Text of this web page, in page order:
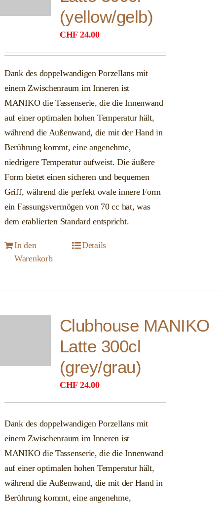
(yellow/gelb)
CHF 24.00
Dank des doppelwandigen Porzellans mit
einem Zwischenraum im Inneren ist
MANIKO die Tassenserie, die die Innenwand
auf einer optimalen hohen Temperatur hält,
während die Außenwand, die mit der Hand in
Berührung kommt, eine angenehme,
niedrigere Temperatur aufweist. Die äußere
Form bietet einen sicheren und bequemen
Griff, während die perfekt ovale innere Form
ein Fassungsvermögen von 70 cc hat, was
dem etablierten Standard entspricht.
In den
Warenkorb
Details
Clubhouse MANIKO
Latte 300cl
(grey/grau)
CHF 24.00
Dank des doppelwandigen Porzellans mit
einem Zwischenraum im Inneren ist
MANIKO die Tassenserie, die die Innenwand
auf einer optimalen hohen Temperatur hält,
während die Außenwand, die mit der Hand in
Berührung kommt, eine angenehme,